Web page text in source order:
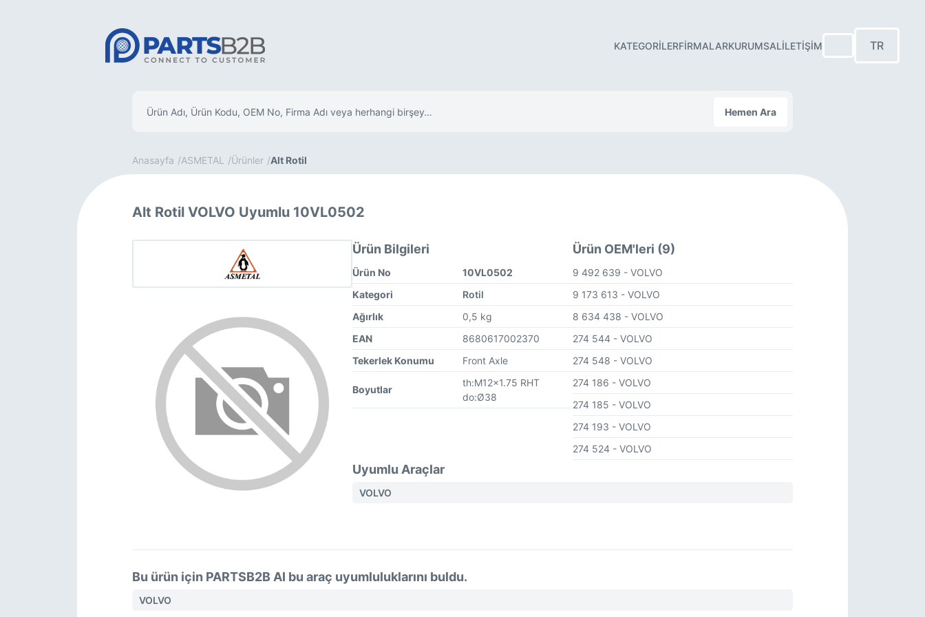
KATEGORILERFIRMALARKURUMSALİLETIŞIM TR
Hemen Ara
Anasayfa ASMETAL Ürünler Alt Rotil
Alt Rotil VOLVO Uyumlu 10VL0502
Ürün Bilgileri
Ürün No
10VL0502
Kategori
Rotil
Ağırlık
0,5 kg
EAN
8680617002370
Tekerlek Konumu
Front Axle
Boyutlar
th:M12x1.75 RHT
do:Ø38
Ürün OEM'leri (9)
9 492 639 - VOLVO
9 173 613 - VOLVO
8 634 438 - VOLVO
274 544 - VOLVO
274 548 - VOLVO
274 186 - VOLVO
274 185 - VOLVO
274 193 - VOLVO
274 524 - VOLVO
Uyumlu Araçlar
VOLVO
Bu ürün için PARTSB2B AI bu araç uyumluluklarını buldu.
VOLVO